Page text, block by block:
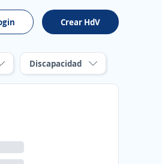
Crear HdV
Discapacidad